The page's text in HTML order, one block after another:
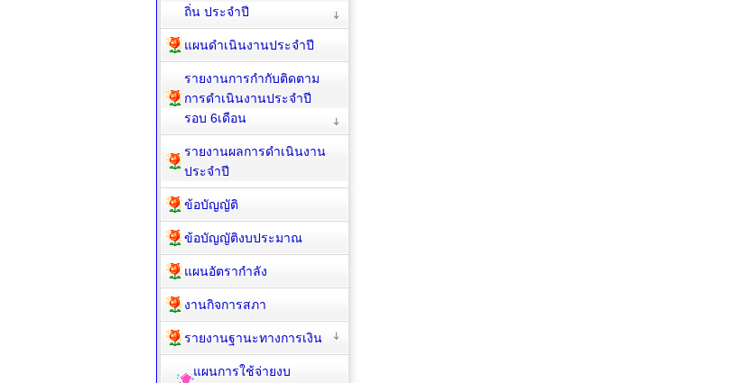
ถิ่น ประจำปี
แผนดำเนินงานประจำปี
รายงานการกำกับติดตาม
การดำเนินงานประจำปี
รอบ 6เดือน
รายงานผลการดำเนินงาน
ประจำปี
ข้อบัญญัติ
ข้อบัญญัติงบประมาณ
แผนอัตรากำลัง
งานกิจการสภา
รายงานฐานะทางการเงิน
แผนการใช้จ่ายงบ